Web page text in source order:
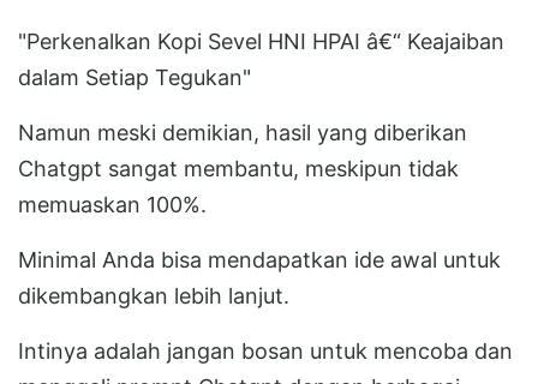
"Perkenalkan Kopi Sevel HNI HPAI â€“ Keajaiban
dalam Setiap Tegukan"
Namun meski demikian, hasil yang diberikan
Chatgpt sangat membantu, meskipun tidak
memuaskan 100%.
Minimal Anda bisa mendapatkan ide awal untuk
dikembangkan lebih lanjut.
Intinya adalah jangan bosan untuk mencoba dan